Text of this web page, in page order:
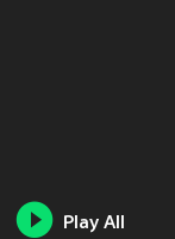
Play All